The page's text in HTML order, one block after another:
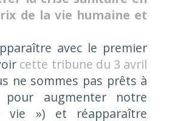
de la vie humaine et
avec le premier
cette tribune du 3 avril
ne sommes pas prêts à
augmenter notre
vie ») et réapparaître